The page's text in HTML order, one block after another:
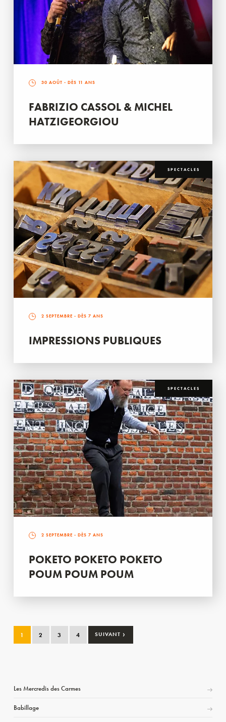
30 AOÛT - DÈS 11 ANS
FABRIZIO CASSOL & MICHEL
HATZIGEORGIOU
SPECTACLES
2 SEPTEMBRE - DÈS 7 ANS
IMPRESSIONS PUBLIQUES
SPECTACLES
2 SEPTEMBRE - DÈS 7 ANS
POKETO POKETO POKETO
POUM POUM POUM
1 2 3 4 SUIVANT ›
Les Mercredis des Carmes
Babillage